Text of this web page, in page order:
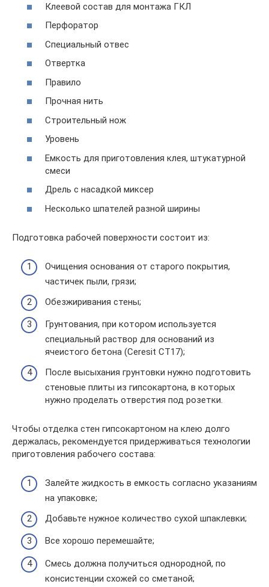
Клеевой состав для монтажа ГКЛ
Перфоратор
Специальный отвес
Отвертка
Правило
Прочная нить
Строительный нож
Уровень
Емкость для приготовления клея, штукатурной
смеси
Дрель с насадкой миксер
Несколько шпателей разной ширины
Подготовка рабочей поверхности состоит из:
Очищения основания от старого покрытия,
частичек пыли, грязи;
Обезжиривания стены;
Грунтования, при котором используется
специальный раствор для оснований из
ячеистого бетона (Ceresit CT17);
После высыхания грунтовки нужно подготовить
стеновые плиты из гипсокартона, в которых
нужно проделать отверстия под розетки.
Чтобы отделка стен гипсокартоном на клею долго
держалась, рекомендуется придерживаться технологии
приготовления рабочего состава:
Залейте жидкость в емкость согласно указаниям
на упаковке;
Добавьте нужное количество сухой шпаклевки;
Все хорошо перемешайте;
Смесь должна получиться однородной, по
консистенции схожей со сметаной;